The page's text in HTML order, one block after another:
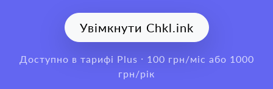
Увімкнути Chkl.ink
Доступно в тарифі Plus · 100 грн/міс або 1000
грн/рік